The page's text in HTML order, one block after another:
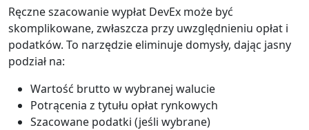
Ręczne szacowanie wypłat DevEx może być
skomplikowane, zwłaszcza przy uwzględnieniu opłat i
podatków. To narzędzie eliminuje domysły, dając jasny
podział na:
Wartość brutto w wybranej walucie
Potrącenia z tytułu opłat rynkowych
Szacowane podatki (jeśli wybrane)